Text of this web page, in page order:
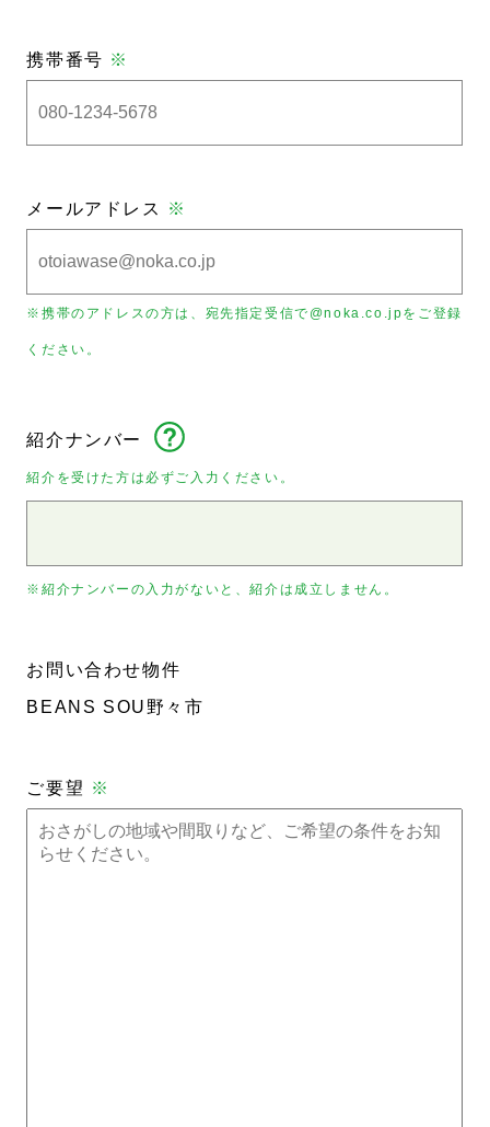
携帯番号 ※
メールアドレス ※
※携帯のアドレスの方は、宛先指定受信で@noka.co.jpをご登録
ください。
紹介ナンバー
紹介を受けた方は必ずご入力ください。
※紹介ナンバーの入力がないと、紹介は成立しません。
お問い合わせ物件
BEANS SOU野々市
ご要望 ※